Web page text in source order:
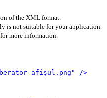
of the XML format.
is not suitable for your application.
for more information.
afișul.png" />